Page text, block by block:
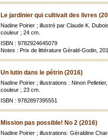
Le jardinier qui cultivait des livres
Nadine Poirier ; illustré par Claude K.
couleur ; 24 cm.
ISBN : 9782924645079
Notes : Prix de littérature Gérald-Godin,
Un lutin dans le pétrin (2016)
Nadine Poirier ; illustrations : Ninon Pelletier,
couleur ; 23 cm.
ISBN : 9782897395551
Mission pas possible! No 2 (2016)
Nadine Poirier ; illustrations: Géraldine